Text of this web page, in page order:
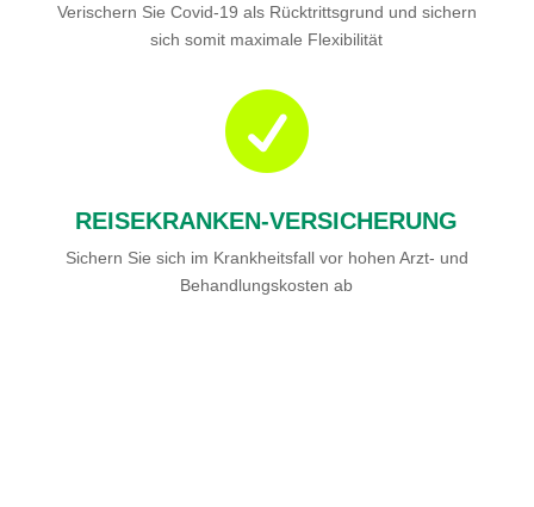
Verischern Sie Covid-19 als Rücktrittsgrund und sichern
sich somit maximale Flexibilität

REISEKRANKEN-VERSICHERUNG
Sichern Sie sich im Krankheitsfall vor hohen Arzt- und
Behandlungskosten ab